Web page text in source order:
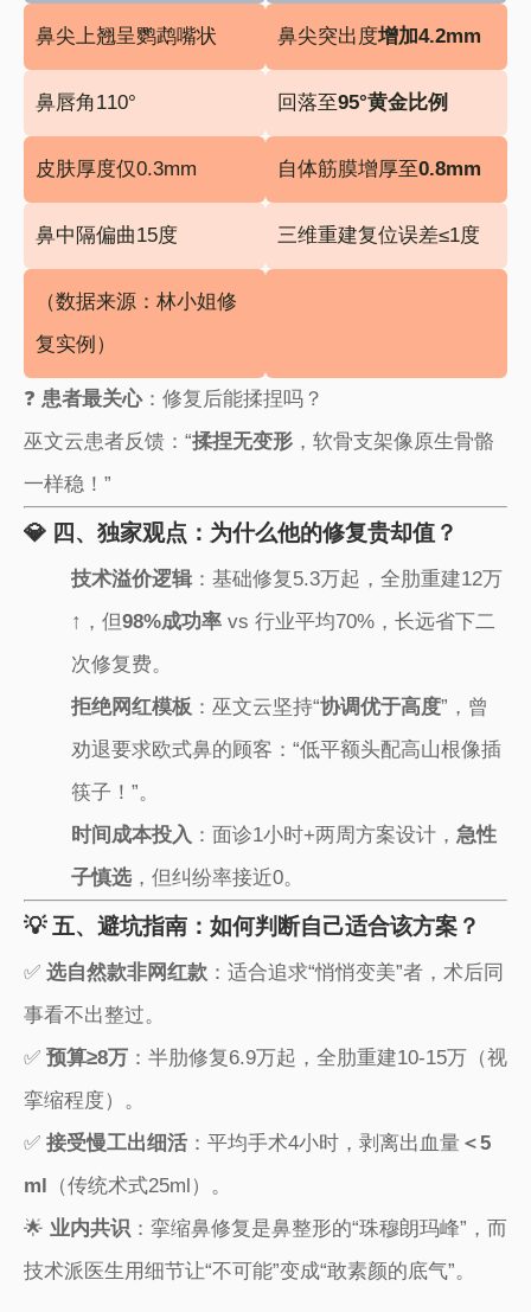
鼻尖上翘呈鹦鹉嘴状 鼻尖突出度​​增加4.2mm​
鼻唇角110° 回落至​​95°黄金比例​
皮肤厚度仅0.3mm 自体筋膜增厚至​​0.8mm​
鼻中隔偏曲15度 三维重建复位误差≤1度
（数据来源：林小姐修
复实例）
❓ ​ ​患者最关心​​：修复后能揉捏吗？
巫文云患者反馈：“​​揉捏无变形​​，软骨支架像原生骨骼
一样稳！”
💎 四、独家观点：为什么他的修复贵却值？
​技术溢价逻辑​​：基础修复5.3万起，全肋重建12万
↑，但​​98%成功率​​ vs 行业平均70%，长远省下二
次修复费。
​拒绝网红模板​ ​：巫文云坚持“​​协调优于高度​​”，曾
劝退要求欧式鼻的顾客：“低平额头配高山根像插
筷子！”。
​时间成本投入​ ​：面诊1小时+两周方案设计，​ ​急性
子慎选​​，但纠纷率接近0。
💡 五、避坑指南：如何判断自己适合该方案？
✅ ​ ​选自然款非网红款​​：适合追求“悄悄变美”者，术后同
事看不出整过。
✅ ​ ​预算≥8万​​：半肋修复6.9万起，全肋重建10-15万（视
挛缩程度）。
✅ ​ ​接受慢工出细活​​：平均手术4小时，剥离出血量​ ​＜5
ml​
​（传统术式25ml）。
🌟 ​ ​业内共识​​：挛缩鼻修复是鼻整形的“珠穆朗玛峰”，而
技术派医生用细节让“不可能”变成“敢素颜的底气”。